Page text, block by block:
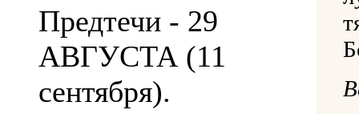
Предтечи - 29
АВГУСТА (11
сентября).